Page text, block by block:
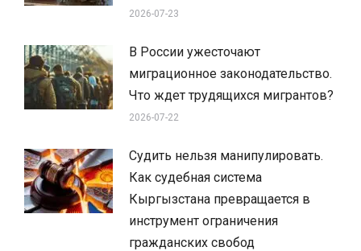
2026-07-23
В России ужесточают
миграционное законодательство.
Что ждет трудящихся мигрантов?
2026-07-22
Судить нельзя манипулировать.
Как судебная система
Кыргызстана превращается в
инструмент ограничения
гражданских свобод